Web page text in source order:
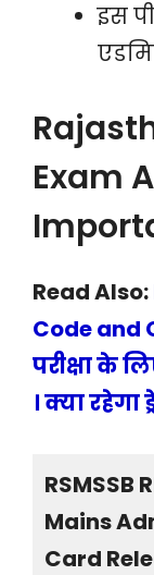
इस
Exam
Read Also:
Code and
परीक्षा के
। क्या रहेगा
RSMSSB
Mains
Card